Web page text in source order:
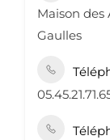
Maison des
Gaulles